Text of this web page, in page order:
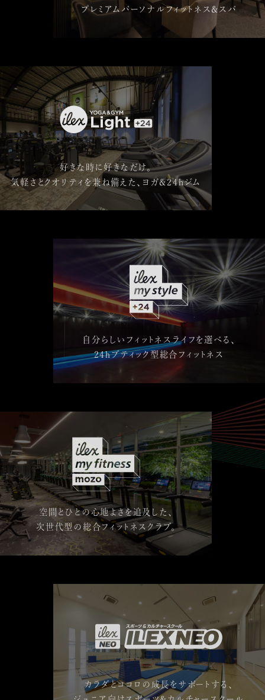
プレミアムパーソナルフィットネス&スパ
好きな時に好きなだけ。
気軽さとクオリティを兼ね備えた、ヨガ&24hジム
自分らしいフィットネスライフを選べる、
24hブティック型総合フィットネス
空間とひとの心地よさを追及した、
次世代型の総合フィットネスクラブ。
カラダとココロの成長をサポートする、